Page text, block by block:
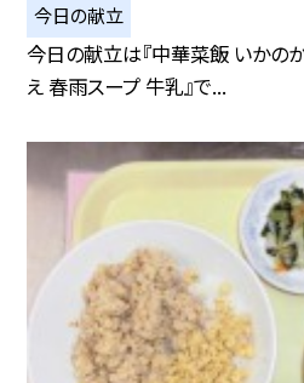
今日の献立
今日の献立は『中華菜飯 いかの
え 春雨スープ 牛乳』で...